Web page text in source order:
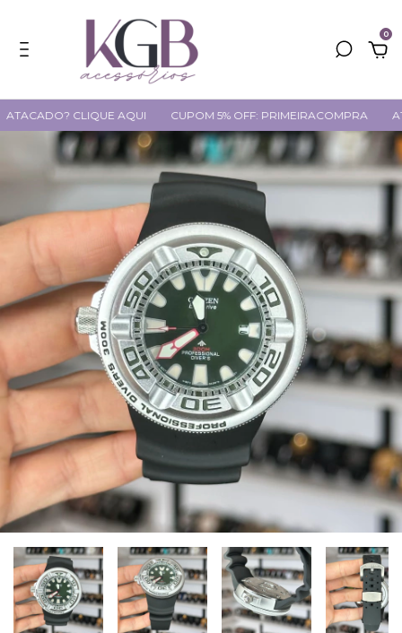
0
CLIQUE AQUI CUPOM 5% OFF: PRIMEIRACOMPRA